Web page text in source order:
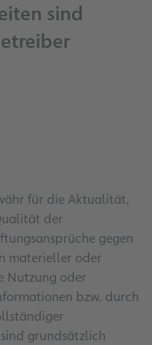
sind
für die Aktualität,
der
gegen
materieller oder
Nutzung oder
bzw. durch
grundsätzlich